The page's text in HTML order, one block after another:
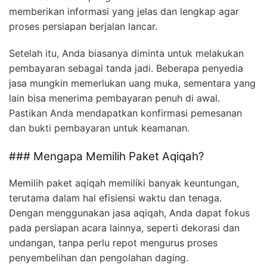
memberikan informasi yang jelas dan lengkap agar
proses persiapan berjalan lancar.
Setelah itu, Anda biasanya diminta untuk melakukan
pembayaran sebagai tanda jadi. Beberapa penyedia
jasa mungkin memerlukan uang muka, sementara yang
lain bisa menerima pembayaran penuh di awal.
Pastikan Anda mendapatkan konfirmasi pemesanan
dan bukti pembayaran untuk keamanan.
### Mengapa Memilih Paket Aqiqah?
Memilih paket aqiqah memiliki banyak keuntungan,
terutama dalam hal efisiensi waktu dan tenaga.
Dengan menggunakan jasa aqiqah, Anda dapat fokus
pada persiapan acara lainnya, seperti dekorasi dan
undangan, tanpa perlu repot mengurus proses
penyembelihan dan pengolahan daging.